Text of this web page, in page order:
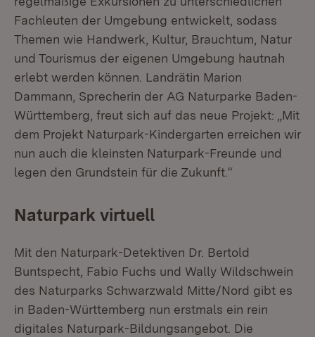
Fachleuten der Umgebung entwickelt, sodass
Themen wie Handwerk, Kultur, Brauchtum, Natur
und Tourismus der eigenen Umgebung hautnah
erlebt werden können. Landrätin Marion
Dammann, Sprecherin der AG Naturparke Baden-
Württemberg, freut sich auf das neue Projekt: „Mit
dem Projekt Naturpark-Kindergarten erreichen wir
nun auch die kleinsten Naturpark-Freunde und
legen den Grundstein für die Zukunft.“
Naturpark virtuell
Mit den Naturpark-Detektiven Dr. Bertold
Buntspecht, Fabio Fuchs und Wally Wildschwein
des Naturparks Schwarzwald Mitte/Nord gibt es
in Baden-Württemberg nun erstmals ein rein
digitales Naturpark-Bildungsangebot. Die